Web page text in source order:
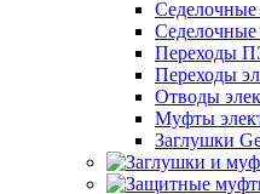
Седелочные
Седелочные
Переходы
Переходы
Отводы
Муфты
Заглушки